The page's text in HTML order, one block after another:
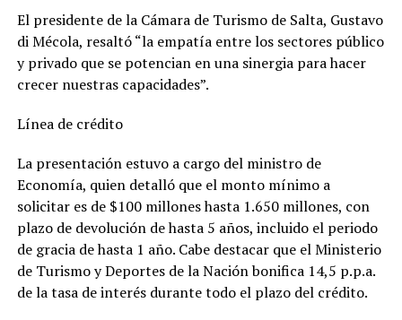
El presidente de la Cámara de Turismo de Salta, Gustavo
di Mécola, resaltó “la empatía entre los sectores público
y privado que se potencian en una sinergia para hacer
crecer nuestras capacidades”.
Línea de crédito
La presentación estuvo a cargo del ministro de
Economía, quien detalló que el monto mínimo a
solicitar es de $100 millones hasta 1.650 millones, con
plazo de devolución de hasta 5 años, incluido el periodo
de gracia de hasta 1 año. Cabe destacar que el Ministerio
de Turismo y Deportes de la Nación bonifica 14,5 p.p.a.
de la tasa de interés durante todo el plazo del crédito.